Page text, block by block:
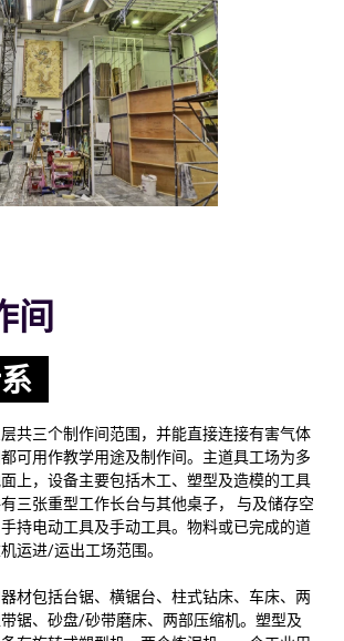
间
共三个制作间范围，并能直接连接有害气体
可用作教学用途及制作间。主道具工场为多
上，设备主要包括木工、塑型及造模的工具
三张重型工作长台与其他桌子， 与及储存空
持电动工具及手动工具。物料或已完成的道
运进/运出工场范围。
材包括台锯、横锯台、柱式钻床、车床、两
锯、砂盘/砂带磨床、两部压缩机。塑型及